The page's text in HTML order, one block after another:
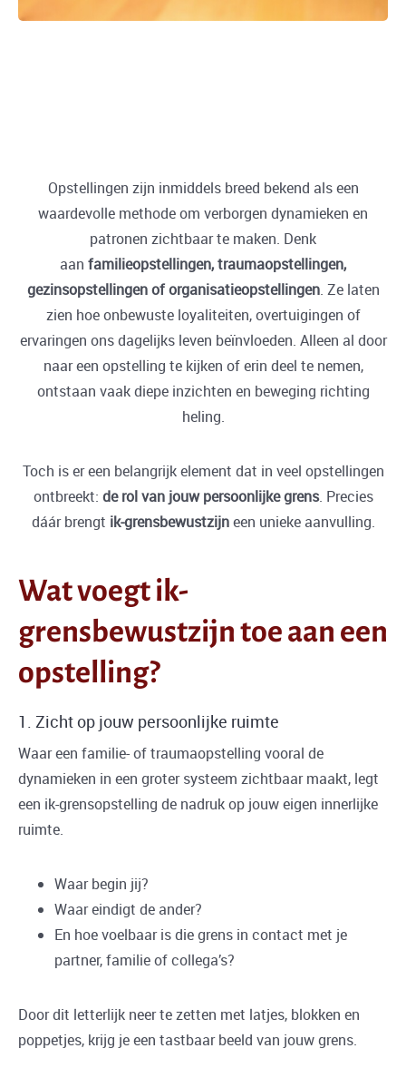
Opstellingen zijn inmiddels breed bekend als een
waardevolle methode om verborgen dynamieken en
patronen zichtbaar te maken. Denk
aan familieopstellingen, traumaopstellingen,
gezinsopstellingen of organisatieopstellingen. Ze laten
zien hoe onbewuste loyaliteiten, overtuigingen of
ervaringen ons dagelijks leven beïnvloeden. Alleen al door
naar een opstelling te kijken of erin deel te nemen,
ontstaan vaak diepe inzichten en beweging richting
heling.
Toch is er een belangrijk element dat in veel opstellingen
ontbreekt: de rol van jouw persoonlijke grens. Precies
dáár brengt ik-grensbewustzijneen unieke aanvulling.
Wat voegt ik-
grensbewustzijn toe aan een
opstelling?
1. Zicht op jouw persoonlijke ruimte
Waar een familie- of traumaopstelling vooral de
dynamieken in een groter systeem zichtbaar maakt, legt
een ik-grensopstelling de nadruk op jouw eigen innerlijke
ruimte.
Waar begin jij?
Waar eindigt de ander?
En hoe voelbaar is die grens in contact met je
partner, familie of collega’s?
Door dit letterlijk neer te zetten met latjes, blokken en
poppetjes, krijg je een tastbaar beeld van jouw grens.